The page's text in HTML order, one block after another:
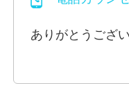
ありがとうござ